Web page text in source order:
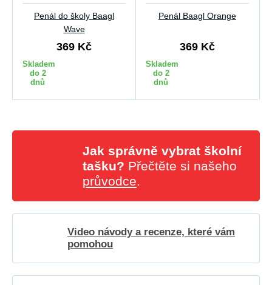
Penál do školy Baagl
Wave
369 Kč
Skladem
do 2
dnů
Penál Baagl Orange
369 Kč
Skladem
do 2
dnů
Jak správně vybrat školní
tašku? Přečtěte si našeho
průvodce.
Video návody a recenze, které vám
pomohou